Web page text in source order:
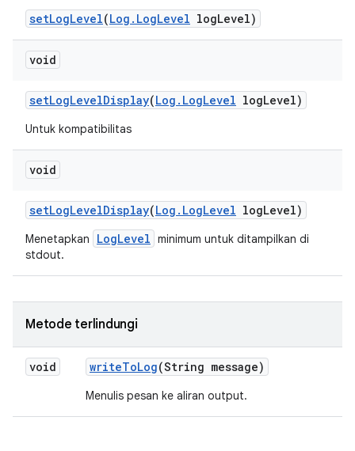
setLogLevel(Log . LogLevel logLevel)
void
setLogLevelDisplay(Log . LogLevel logLevel)
Untuk kompatibilitas
void
setLogLevelDisplay(Log . LogLevel logLevel)
Menetapkan LogLevel minimum untuk ditampilkan di
stdout.
Metode terlindungi
void writeToLog(String message)
Menulis pesan ke aliran output.